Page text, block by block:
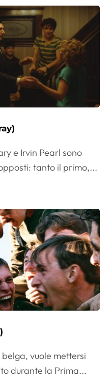
e Irvin Pearl sono
tanto il primo,...
vuole mettersi
durante la Prima...